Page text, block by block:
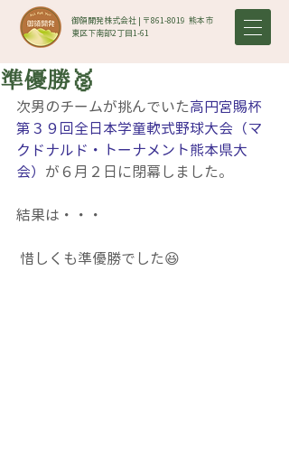
御領開発株式会社 | 〒861-8019​ 熊本市
東区下南部2丁目1-61
準優勝🥈
次男のチームが挑んでいた高円宮賜杯
第３９回全日本学童軟式野球大会（マ
クドナルド・トーナメント熊本県大
会） が６月２日に閉幕しました。
結果は・・・
惜しくも準優勝でした😆